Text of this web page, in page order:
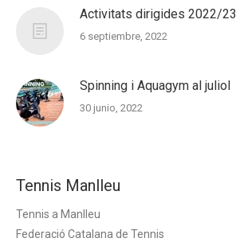
Activitats dirigides 2022/23
6 septiembre, 2022
Spinning i Aquagym al juliol
30 junio, 2022
Tennis Manlleu
Tennis a Manlleu
Federació Catalana de Tennis